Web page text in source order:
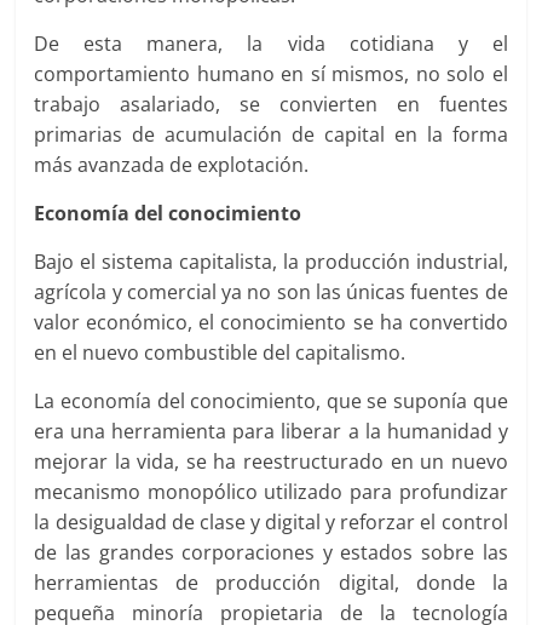
De esta manera, la vida cotidiana y el
comportamiento humano en sí mismos, no solo el
trabajo asalariado, se convierten en fuentes
primarias de acumulación de capital en la forma
más avanzada de explotación.
Economía del conocimiento
Bajo el sistema capitalista, la producción industrial,
agrícola y comercial ya no son las únicas fuentes de
valor económico, el conocimiento se ha convertido
en el nuevo combustible del capitalismo.
La economía del conocimiento, que se suponía que
era una herramienta para liberar a la humanidad y
mejorar la vida, se ha reestructurado en un nuevo
mecanismo monopólico utilizado para profundizar
la desigualdad de clase y digital y reforzar el control
de las grandes corporaciones y estados sobre las
herramientas de producción digital, donde la
pequeña minoría propietaria de la tecnología